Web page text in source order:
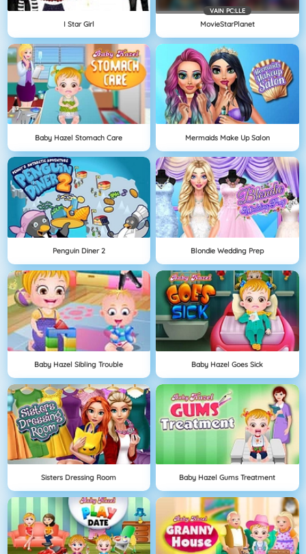
I Star Girl
VAIN PC:LLE
MovieStarPlanet
Baby Hazel Stomach Care Mermaids Make Up Salon
Penguin Diner 2 Blondie Wedding Prep
Baby Hazel Sibling Trouble Baby Hazel Goes Sick
Sisters Dressing Room Baby Hazel Gums Treatment